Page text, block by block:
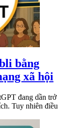
bằng
xã hội
đang dần trở
Tuy nhiên điều